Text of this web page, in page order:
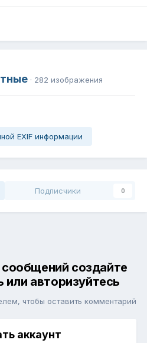
· 282 изображения
EXIF информации
Подписчики 0
создайте
или авторизуйтесь
чтобы оставить комментарий
аккаунт